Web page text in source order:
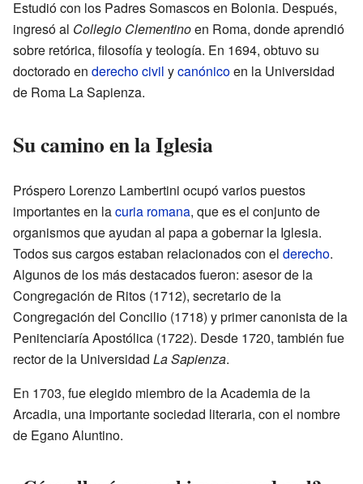
Estudió con los Padres Somascos en Bolonia. Después,
ingresó al Collegio Clementinoen Roma, donde aprendió
sobre retórica, filosofía y teología. En 1694, obtuvo su
doctorado en derecho civil ycanónicoen la Universidad
de Roma La Sapienza.
Su camino en la Iglesia
Próspero Lorenzo Lambertini ocupó varios puestos
importantes en lacuria romana, que es el conjunto de
organismos que ayudan al papa a gobernar la Iglesia.
Todos sus cargos estaban relacionados con el derecho.
Algunos de los más destacados fueron: asesor de la
Congregación de Ritos (1712), secretario de la
Congregación del Concilio (1718) y primer canonista de la
Penitenciaría Apostólica (1722). Desde 1720, también fue
rector de la Universidad La Sapienza.
En 1703, fue elegido miembro de la Academia de la
Arcadia, una importante sociedad literaria, con el nombre
de Egano Aluntino.